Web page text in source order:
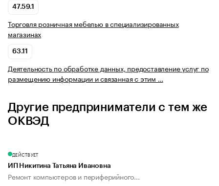
47.59.1
Торговля розничная мебелью в специализированных
магазинах
63.11
Деятельность по обработке данных, предоставление услуг по
размещению информации и связанная с этим …
Другие предприниматели с тем же
ОКВЭД
ДЕЙСТВУЕТ
ИП Никитина Татьяна Ивановна
Ремонт компьютеров и периферийного...